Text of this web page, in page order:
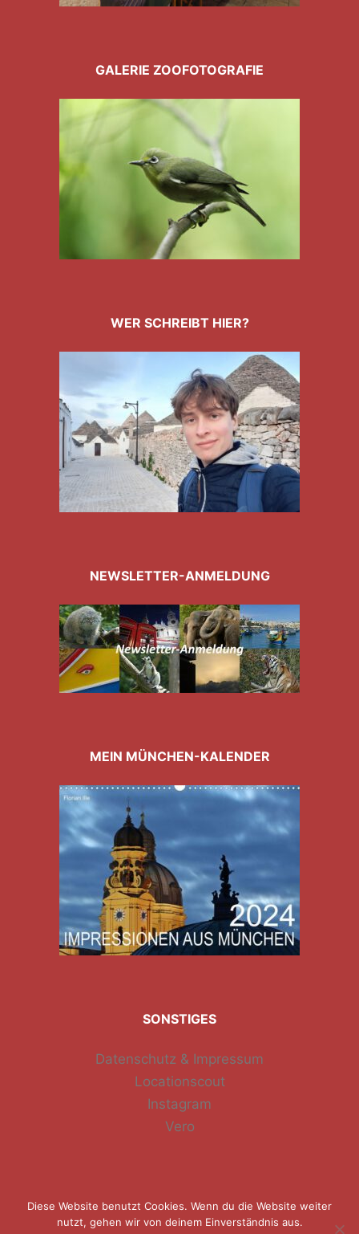
GALERIE ZOOFOTOGRAFIE
WER SCHREIBT HIER?
NEWSLETTER-ANMELDUNG
MEIN MÜNCHEN-KALENDER
SONSTIGES
Datenschutz & Impressum
Locationscout
Instagram
Vero
Diese Website benutzt Cookies. Wenn du die Website weiter
nutzt, gehen wir von deinem Einverständnis aus.